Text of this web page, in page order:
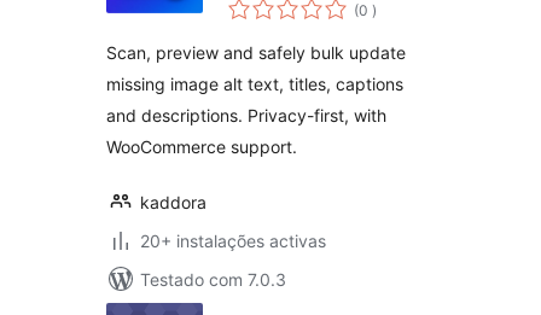
Generator (0 )
Scan, preview and safely bulk update
missing image alt text, titles, captions
and descriptions. Privacy-first, with
WooCommerce support.
kaddora
20+ instalações activas
Testado com 7.0.3